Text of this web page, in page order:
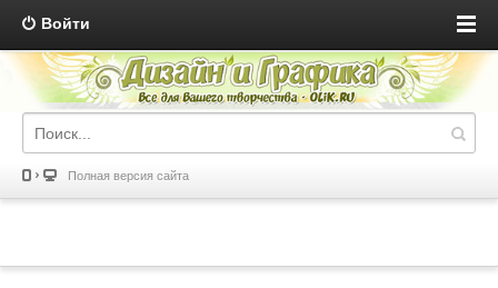
Войти
Полная версия сайта